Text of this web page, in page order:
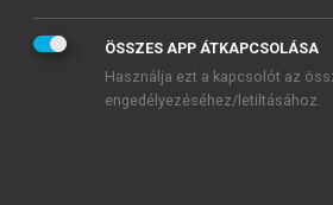
ÖSSZES APP ÁTKAPCSOLÁSA
Használja ezt a kapcsolót az
engedélyezéséhez/letiltásához.